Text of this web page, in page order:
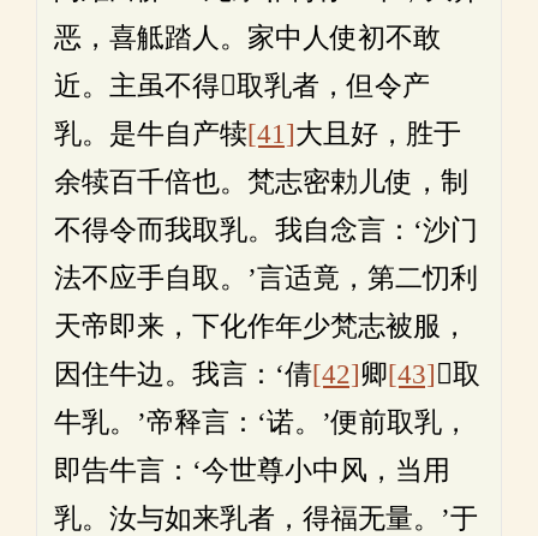
恶，喜觝踏人。家中人使初不敢
近。主虽不得𤛓取乳者，但令产
乳。是牛自产犊[41]大且好，胜于
余犊百千倍也。梵志密勅儿使，制
不得令而我取乳。我自念言：‘沙门
法不应手自取。’言适竟，第二忉利
天帝即来，下化作年少梵志被服，
因住牛边。我言：‘倩[42]卿[43]𤛓取
牛乳。’帝释言：‘诺。’便前取乳，
即告牛言：‘今世尊小中风，当用
乳。汝与如来乳者，得福无量。’于